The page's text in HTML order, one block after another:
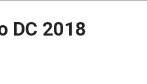
DC 2018